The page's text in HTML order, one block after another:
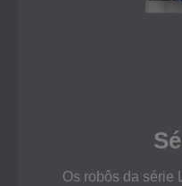
Os robôs da série